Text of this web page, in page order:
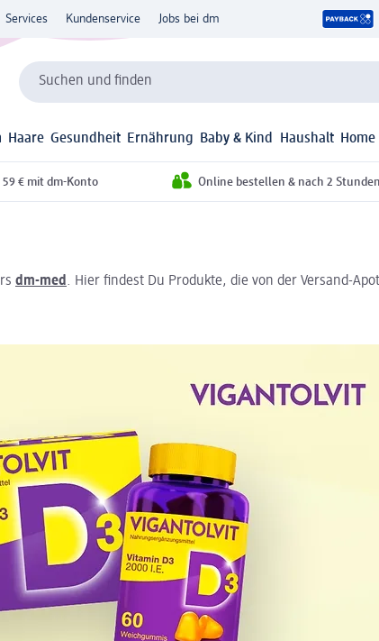
Services Kundenservice Jobs bei dm
Suchen und finden
Haare Gesundheit Ernährung Baby & Kind Haushalt
59 € mit dm-Konto Online bestellen & nach 2
dm-med . Hier findest Du Produkte, die von der Versand-